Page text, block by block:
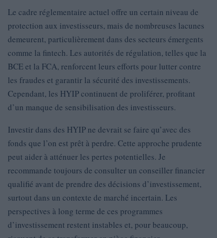
Le cadre réglementaire actuel offre un certain niveau de
protection aux investisseurs, mais de nombreuses lacunes
demeurent, particulièrement dans des secteurs émergents
comme la fintech. Les autorités de régulation, telles que la
BCE et la FCA, renforcent leurs efforts pour lutter contre
les fraudes et garantir la sécurité des investissements.
Cependant, les HYIP continuent de proliférer, profitant
d’un manque de sensibilisation des investisseurs.
Investir dans des HYIP ne devrait se faire qu’avec des
fonds que l’on est prêt à perdre. Cette approche prudente
peut aider à atténuer les pertes potentielles. Je
recommande toujours de consulter un conseiller financier
qualifié avant de prendre des décisions d’investissement,
surtout dans un contexte de marché incertain. Les
perspectives à long terme de ces programmes
d’investissement restent instables et, pour beaucoup,